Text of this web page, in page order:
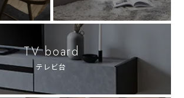
TV board
テレビ台